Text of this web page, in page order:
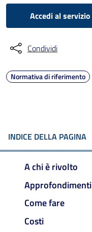
Accedi al servizio
Condividi
Normativa di riferimento
INDICE DELLA PAGINA
A chi è rivolto
Approfondimenti
Come fare
Costi